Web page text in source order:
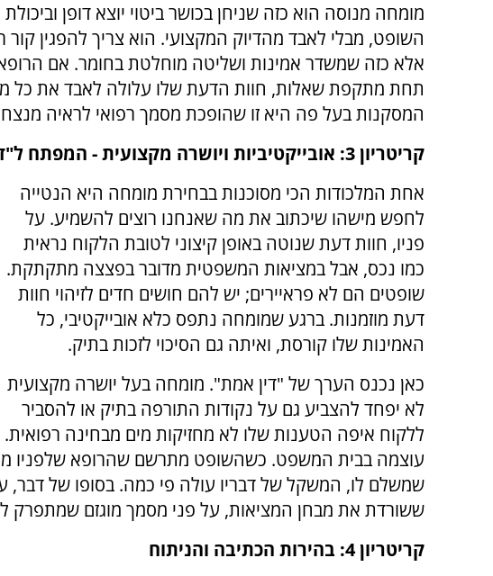
מומחה מנוסה הוא כזה שניחן בכושר ביטוי יוצא דופן
השופט, מבלי לאבד מהדיוק המקצועי. הוא צריך להפגין קור
אלא כזה שמשדר אמינות ושליטה מוחלטת בחומר. אם
תחת מתקפת שאלות, חוות הדעת שלו עלולה לאבד את כל
המסקנות בעל פה היא זו שהופכת מסמך רפואי לראיה
קריטריון 3: אובייקטיביות ויושרה מקצועית - המפתח ל"דין אמת"
אחת המלכודות הכי מסוכנות בבחירת מומחה היא הנטייה
לחפש מישהו שיכתוב את מה שאנחנו רוצים להשמיע. על
פניו, חוות דעת שנוטה באופן קיצוני לטובת הלקוח נראית
כמו נכס, אבל במציאות המשפטית מדובר בפצצה מתקתקת.
שופטים הם לא פראיירים; יש להם חושים חדים לזיהוי חוות
דעת מוזמנות. ברגע שמומחה נתפס כלא אובייקטיבי, כל
האמינות שלו קורסת, ואיתה גם הסיכוי לזכות בתיק.
כאן נכנס הערך של "דין אמת". מומחה בעל יושרה מקצועית
לא יפחד להצביע גם על נקודות התורפה בתיק או להסביר
ללקוח איפה הטענות שלו לא מחזיקות מים מבחינה רפואית.
עוצמה בבית המשפט. כשהשופט מתרשם שהרופא שלפניו
שמשלם לו, המשקל של דבריו עולה פי כמה. בסופו של דבר,
ששורדת את מבחן המציאות, על פני מסמך מוגזם שמתפרק
קריטריון 4: בהירות הכתיבה והניתוח